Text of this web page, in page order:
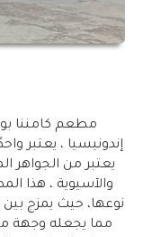
مطعم كامننا
إندونيسيا ، يعتبر
يعتبر من الجواهر
والآسيوية ، هذا
نوعها، حيث يمزج بين
مما يجعله وجهة